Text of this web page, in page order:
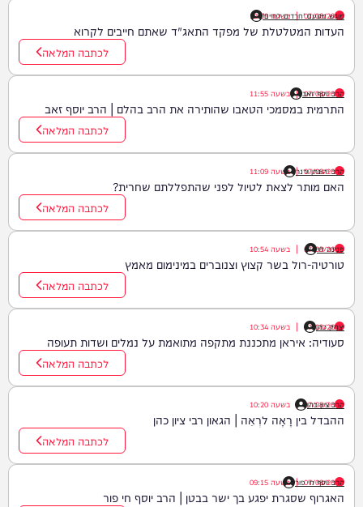
מוגש מטעם 'חרדים לחיים'
07/08/26
| בשעה12:09
העדות המטלטלת של מפקד התאג"ד שאתם חייבים לקרוא
לכתבה המלאה
הרב יוסף זאב
07/08/26
| בשעה 11:55
התרמית במסמכי הטאבו שהותירה את הרב בהלם | הרב יוסף זאב
לכתבה המלאה
הרב יהונתן ורנר
07/08/26
| בשעה 11:09
האם מותר לצאת לטיול לפני שהתפללתם שחרית?
לכתבה המלאה
פנינה לוי
07/08/26
| בשעה 10:54
טורטיה-רול בשר קצוץ וצנוברים במינימום מאמץ
לכתבה המלאה
יצחק כהן
07/08/26
| בשעה 10:34
סעודיה: איראן מתכננת מתקפה מתואמת על נמלים ושדות תעופה
לכתבה המלאה
הרב ציון כהן
07/08/26
| בשעה 10:20
ההבדל בין רָאָה לרְאֵה | הגאון רבי ציון כהן
לכתבה המלאה
הרב יוסף חי פור
07/08/26
| בשעה 09:15
האגרוף שסגרת יפגע בך ישר בבטן | הרב יוסף חי פור